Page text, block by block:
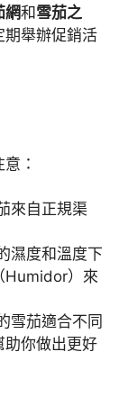
網和雪茄之
期舉辦促銷活
：
來自正規渠
濕度和溫度下
Humidor）來
雪茄適合不同
助你做出更好